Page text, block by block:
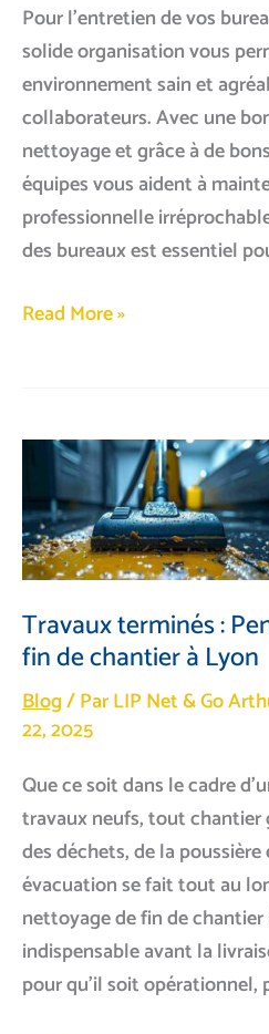
Pour l’entretien de vos
solide organisation vous
environnement sain et
collaborateurs. Avec une
nettoyage et grâce à de
équipes vous aident à
professionnelle
des bureaux est essentiel
Nettoyage
Lyon
fréquence,
méthodes
et
produits
utilisés
Read More »
Travaux terminés :
fin de chantier à Lyon
Blog/ Par LIP Net & Go
22, 2025
Que ce soit dans le cadre
travaux neufs, tout
des déchets, de la
évacuation se fait tout au
nettoyage de fin de
indispensable avant la
pour qu’il soit opérationnel,